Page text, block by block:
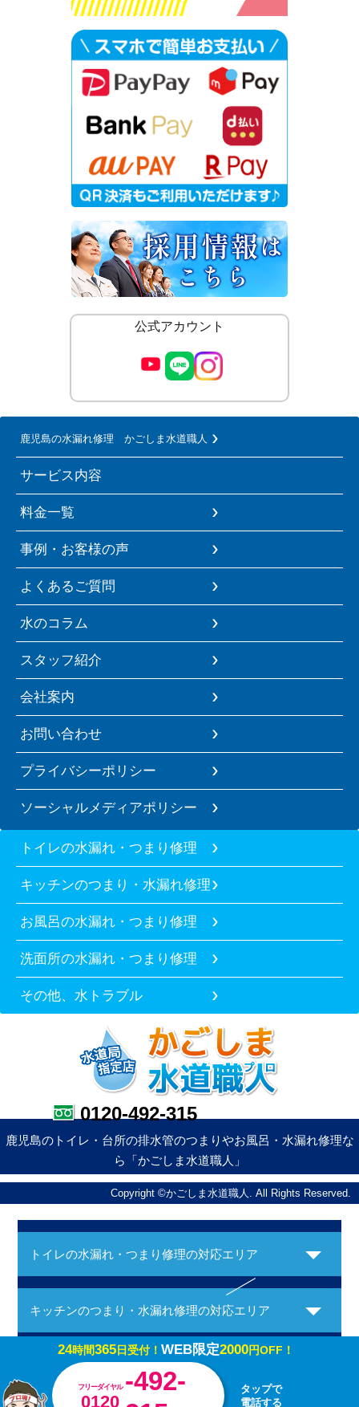
公式アカウント
鹿児島の水漏れ修理 かごしま水道職人
サービス内容
料金一覧
事例・お客様の声
よくあるご質問
水のコラム
スタッフ紹介
会社案内
お問い合わせ
プライバシーポリシー
ソーシャルメディアポリシー
トイレの水漏れ・つまり修理
キッチンのつまり・水漏れ修理
お風呂の水漏れ・つまり修理
洗面所の水漏れ・つまり修理
その他、水トラブル
0120-492-315
鹿児島のトイレ・台所の排水管のつまりやお風呂・水漏れ修理な
ら「かごしま水道職人」
Copyright ©かごしま水道職人. All Rights Reserved.
トイレの水漏れ・つまり修理の対応エリア
キッチンのつまり・水漏れ修理の対応エリア
お風呂の水漏れ・つまり修理の対応エリア
24時間365日受付！ WEB限定2000円OFF！
フリーダイヤル
0120
-492-
タップで
電話する